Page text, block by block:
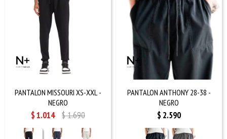
PANTALON MISSOURI XS-XXL -
NEGRO
$1.014 $1.690
PANTALON ANTHONY 28-38 -
NEGRO
$ 2.590